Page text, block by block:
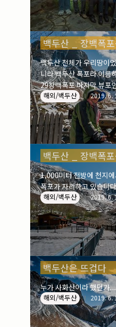
백두산 _ 장백폭
백두산 전체가 우리땅이
니라 백두산 폭포라 이름
29장백폭포 마지막 뷰포
해외/백두산 2019. 6.
백두산 _ 장백폭
1,000미터 전방에 천지
폭포가 자리하고 있습니
해외/백두산 2019. 6.
백두산은 뜨겁다
누가 사화산이라 했던가
해외/백두산 2019. 6.